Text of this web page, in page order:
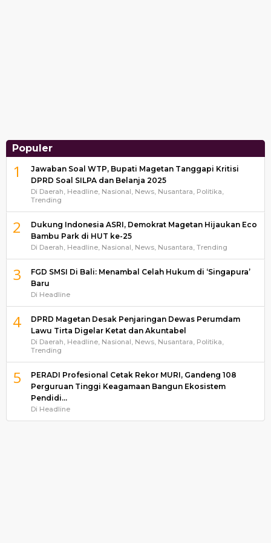
Populer
1
Jawaban Soal WTP, Bupati Magetan Tanggapi Kritisi
DPRD Soal SILPA dan Belanja 2025
Di Daerah, Headline, Nasional, News, Nusantara, Politika,
Trending
2
Dukung Indonesia ASRI, Demokrat Magetan Hijaukan Eco
Bambu Park di HUT ke-25
Di Daerah, Headline, Nasional, News, Nusantara, Trending
3
FGD SMSI Di Bali: Menambal Celah Hukum di ‘Singapura’
Baru
Di Headline
4
DPRD Magetan Desak Penjaringan Dewas Perumdam
Lawu Tirta Digelar Ketat dan Akuntabel
Di Daerah, Headline, Nasional, News, Nusantara, Politika,
Trending
5
PERADI Profesional Cetak Rekor MURI, Gandeng 108
Perguruan Tinggi Keagamaan Bangun Ekosistem
Pendidi…
Di Headline